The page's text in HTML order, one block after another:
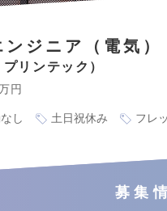
ジニア（電気）
リンテック
円
し 土日祝休み フレ
募集